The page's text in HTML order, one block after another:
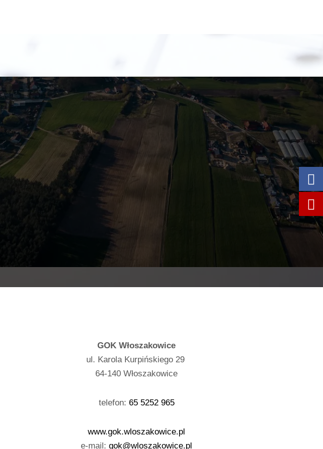
GOK Włoszakowice
ul. Karola Kurpińskiego 29
64-140 Włoszakowice
telefon: 65 5252 965
www.gok.wloszakowice.pl
e-mail: gok@wloszakowice.pl